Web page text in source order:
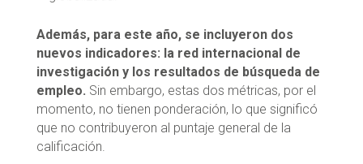
Además, para este año, se incluyeron dos
nuevos indicadores: la red internacional de
investigación y los resultados de búsqueda de
empleo. Sin embargo, estas dos métricas, por el
momento, no tienen ponderación, lo que significó
que no contribuyeron al puntaje general de la
calificación.